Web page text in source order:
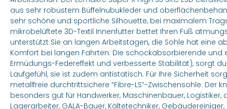
aus sehr robustem Büffelnubukleder und
sehr schöne und sportliche Silhouette, bei maximalem
mikrobelüftete 3D-Textil Innenfutter bettet Ihren Fuß
unterstützt Sie an langen Arbeitstagen, die Sohle hat eine
Komfort bei langen Fahrten. Die schockabsorbierende und
Ermüdungs-Federeffekt und verbesserte Stabilität), sorgt
Laufgefühl, sie ist zudem antistatisch. Für Ihre Sicherheit
metallfreie durchtrittsichere “Fibre-LS”-Zwischensohle. Der
besonders gut für Handwerker, Maschinenbauer, Logistiker,
Lagerarbeiter, GALA-Bauer, Kältetechniker,